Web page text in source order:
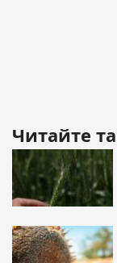
Читайте